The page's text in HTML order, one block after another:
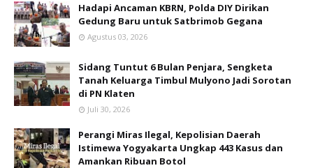
Hadapi Ancaman KBRN, Polda DIY Dirikan
Gedung Baru untuk Satbrimob Gegana
Agustus 03, 2026
Sidang Tuntut 6 Bulan Penjara, Sengketa
Tanah Keluarga Timbul Mulyono Jadi Sorotan
di PN Klaten
Juli 30, 2026
Perangi Miras Ilegal, Kepolisian Daerah
Istimewa Yogyakarta Ungkap 443 Kasus dan
Amankan Ribuan Botol